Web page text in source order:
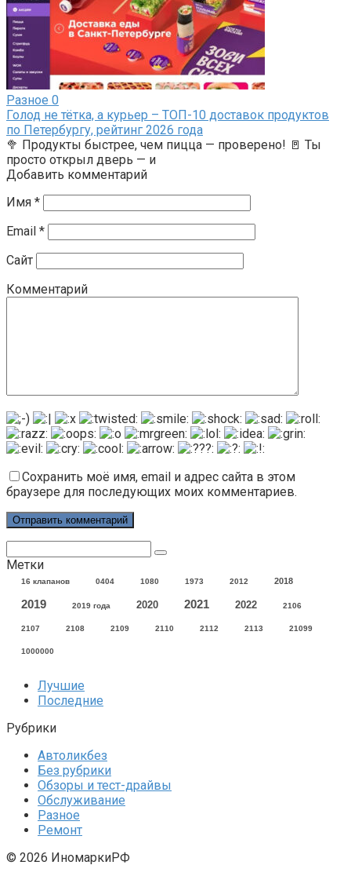
Разное 0
Голод не тётка, а курьер – ТОП-10 доставок продуктов
по Петербургу, рейтинг 2026 года
🥦 Продукты быстрее, чем пицца — проверено! 🚪 Ты
просто открыл дверь — и
Добавить комментарий
Имя *
Email *
Сайт
Комментарий
Сохранить моё имя, email и адрес сайта в этом
браузере для последующих моих комментариев.
Метки
16 клапанов 0404 1080 1973 2012 2018
2019 2019 года 2020 2021 2022 2106
2107 2108 2109 2110 2112 2113 21099
1000000
Лучшие
Последние
Рубрики
Автоликбез
Без рубрики
Обзоры и тест-драйвы
Обслуживание
Разное
Ремонт
© 2026 ИномаркиРФ